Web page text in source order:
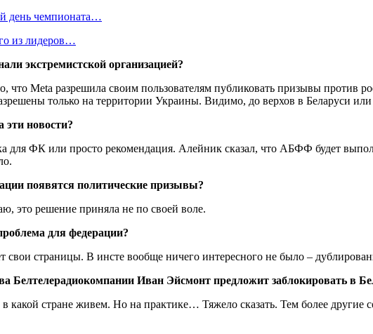
день чемпионата…
из лидеров…
экстремистской организацией?
что Meta разрешила своим пользователям публиковать призывы против
только на территории Украины. Видимо, до верхов в Беларуси
эти новости?
для ФК или просто рекомендация. Алейник сказал, что АБФФ будет
появятся политические призывы?
это решение приняла не по своей воле.
для федерации?
страницы. В инсте вообще ничего интересного не было –
Белтелерадиокомпании Иван Эйсмонт предложит заблокировать в
стране живем. Но на практике… Тяжело сказать. Тем более другие